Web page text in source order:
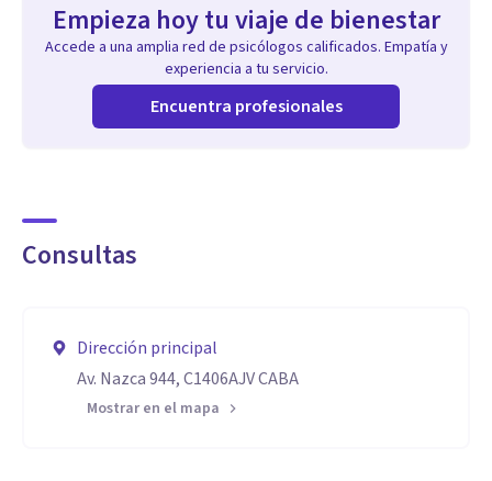
Empieza hoy tu viaje de bienestar
Accede a una amplia red de psicólogos calificados. Empatía y
experiencia a tu servicio.
Encuentra profesionales
Consultas
Dirección principal
Av. Nazca 944, C1406AJV CABA
Mostrar en el mapa